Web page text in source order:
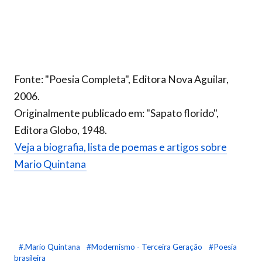
Fonte: "Poesia Completa", Editora Nova Aguilar,
2006.
Originalmente publicado em: "Sapato florido",
Editora Globo, 1948.
Veja a biografia, lista de poemas e artigos sobre
Mario Quintana
#.Mario Quintana #Modernismo - Terceira Geração
#Poesia
brasileira